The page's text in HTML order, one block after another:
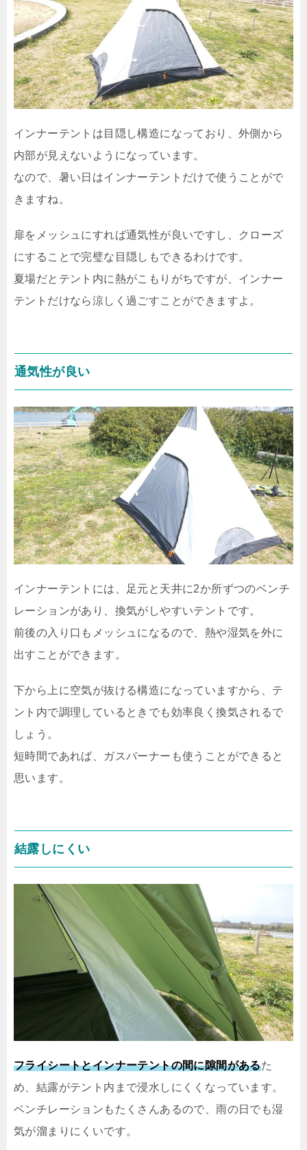
インナーテントは目隠し構造になっており、外側から
内部が見えないようになっています。
なので、暑い日はインナーテントだけで使うことがで
きますね。
扉をメッシュにすれば通気性が良いですし、クローズ
にすることで完璧な目隠しもできるわけです。
夏場だとテント内に熱がこもりがちですが、インナー
テントだけなら涼しく過ごすことができますよ。
通気性が良い
インナーテントには、足元と天井に2か所ずつのベンチ
レーションがあり、換気がしやすいテントです。
前後の入り口もメッシュになるので、熱や湿気を外に
出すことができます。
下から上に空気が抜ける構造になっていますから、テ
ント内で調理しているときでも効率良く換気されるで
しょう。
短時間であれば、ガスバーナーも使うことができると
思います。
結露しにくい
フライシートとインナーテントの間に隙間があるた
め、結露がテント内まで浸水しにくくなっています。
ベンチレーションもたくさんあるので、雨の日でも湿
気が溜まりにくいです。